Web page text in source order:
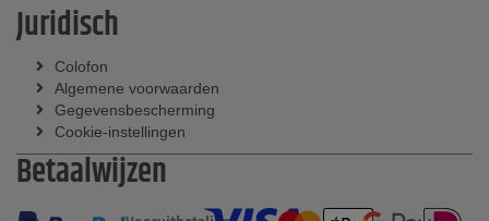
Juridisch
Colofon
Algemene voorwaarden
Gegevensbescherming
Cookie-instellingen
Betaalwijzen